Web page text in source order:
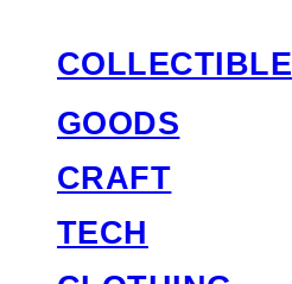
COLLECTIBLE
GOODS
CRAFT
TECH